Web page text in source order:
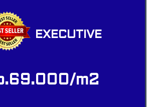
EXECUTIVE
m2